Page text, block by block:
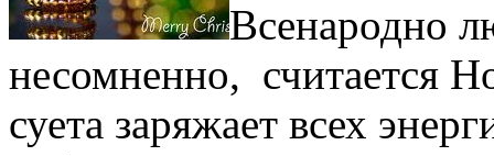
Всенародно
несомненно, считается
суета заряжает всех